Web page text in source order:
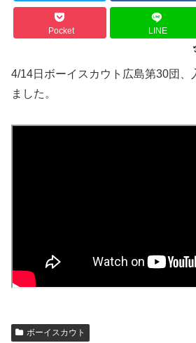
Pocket LINE
4/14日ボーイスカウト広島第30団、
ました。
ボーイスカウト